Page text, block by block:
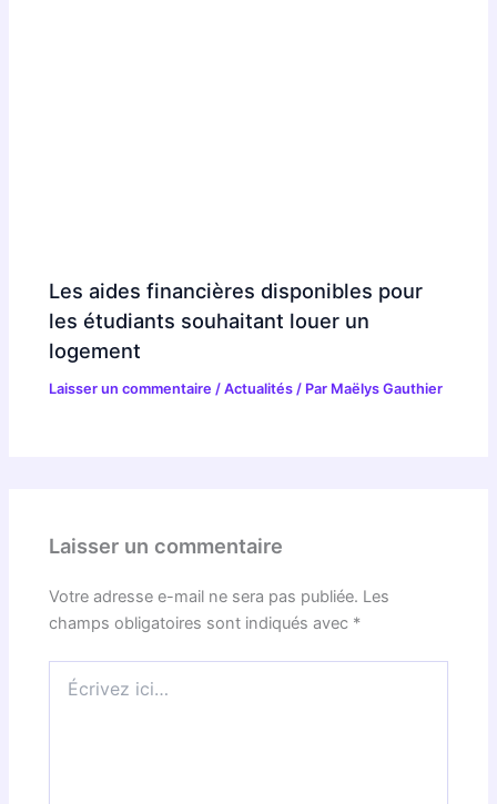
Les aides financières disponibles pour
les étudiants souhaitant louer un
logement
Laisser un commentaire /Actualités / Par Maëlys Gauthier
Laisser un commentaire
Votre adresse e-mail ne sera pas publiée. Les
champs obligatoires sont indiqués avec *
ici…